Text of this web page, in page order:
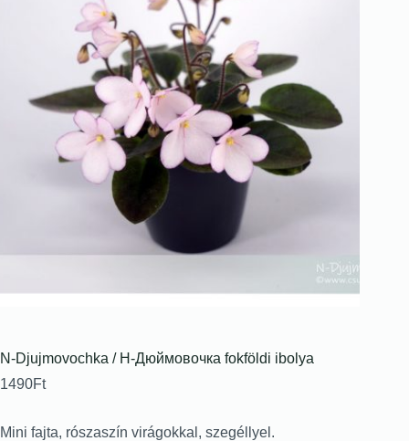
N-Djujmovochka / Н-Дюймовочка fokföldi ibolya
1490Ft
Mini fajta, rószaszín virágokkal, szegéllyel.